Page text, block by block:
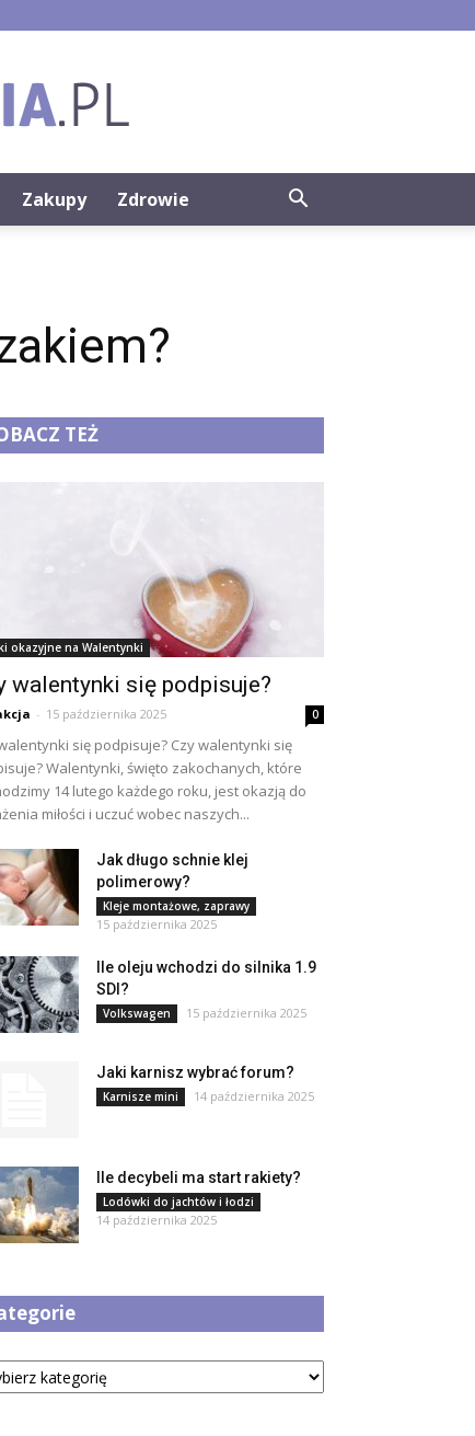
Zakupy Zdrowie
TEŻ
okazyjne na Walentynki
walentynki się podpisuje?
- 15 października 2025 0
się podpisuje? Czy walentynki się
Walentynki, święto zakochanych, które
14 lutego każdego roku, jest okazją do
miłości i uczuć wobec naszych...
Jak długo schnie klej
polimerowy?
Kleje montażowe, zaprawy
15 października 2025
Ile oleju wchodzi do silnika 1.9
SDI?
Volkswagen 15 października 2025
Jaki karnisz wybrać forum?
Karnisze mini 14 października 2025
Ile decybeli ma start rakiety?
Lodówki do jachtów i łodzi
14 października 2025